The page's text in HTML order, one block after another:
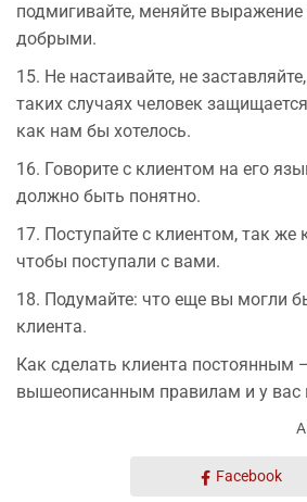
подмигивайте, меняйте выражение
добрыми.
15. Не настаивайте, не
таких случаях человек
как нам бы хотелось.
16. Говорите с клиентом на его
должно быть понятно.
17. Поступайте с клиентом, так же
чтобы поступали с вами.
18. Подумайте: что еще вы могли
клиента.
Как сделать клиента постоянным
вышеописанным правилам и у вас
Facebook